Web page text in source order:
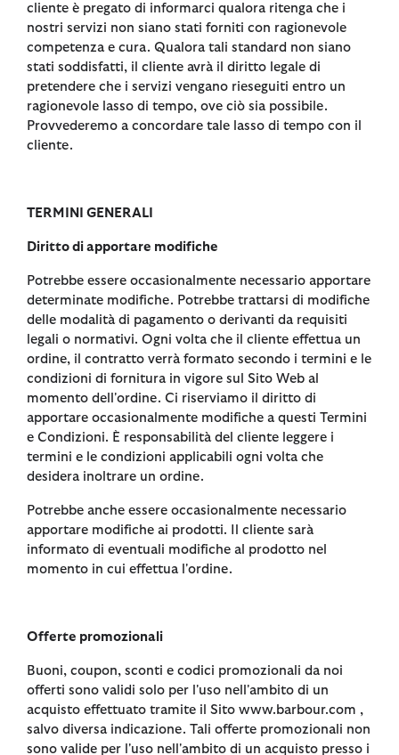
cliente è pregato di informarci qualora ritenga che i
nostri servizi non siano stati forniti con ragionevole
competenza e cura. Qualora tali standard non siano
stati soddisfatti, il cliente avrà il diritto legale di
pretendere che i servizi vengano rieseguiti entro un
ragionevole lasso di tempo, ove ciò sia possibile.
Provvederemo a concordare tale lasso di tempo con il
cliente.
TERMINI GENERALI
Diritto di apportare modifiche
Potrebbe essere occasionalmente necessario apportare
determinate modifiche. Potrebbe trattarsi di modifiche
delle modalità di pagamento o derivanti da requisiti
legali o normativi. Ogni volta che il cliente effettua un
ordine, il contratto verrà formato secondo i termini e le
condizioni di fornitura in vigore sul Sito Web al
momento dell'ordine. Ci riserviamo il diritto di
apportare occasionalmente modifiche a questi Termini
e Condizioni. È responsabilità del cliente leggere i
termini e le condizioni applicabili ogni volta che
desidera inoltrare un ordine.
Potrebbe anche essere occasionalmente necessario
apportare modifiche ai prodotti. Il cliente sarà
informato di eventuali modifiche al prodotto nel
momento in cui effettua l'ordine.
Offerte promozionali
Buoni, coupon, sconti e codici promozionali da noi
offerti sono validi solo per l'uso nell'ambito di un
acquisto effettuato tramite il Sito www.barbour.com ,
salvo diversa indicazione. Tali offerte promozionali non
sono valide per l'uso nell'ambito di un acquisto presso i